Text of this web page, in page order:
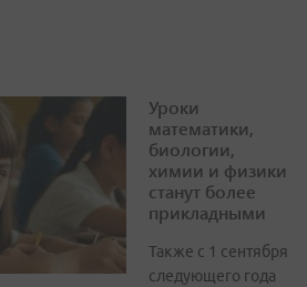
Уроки
математики,
биологии,
химии и физики
станут более
прикладными
Также с 1 сентября
следующего года